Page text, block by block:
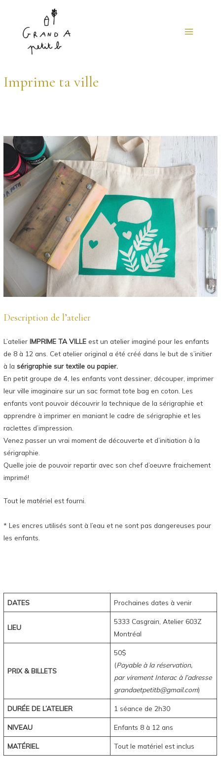
Imprime ta ville
Description de l’atelier
L’atelierIMPRIME TA VILLE est un atelier imaginé pour les enfants
de 8 à 12 ans. Cet atelier original a été créé dans le but de s’initier
à lasérigraphie sur textile ou papier.
En petit groupe de 4, les enfants vont dessiner, découper, imprimer
leur ville imaginaire sur un sac format tote bag en coton. Les
enfants vont pouvoir découvrir la technique de la sérigraphie et
apprendre à imprimer en maniant le cadre de sérigraphie et les
raclettes d’impression.
Venez passer un vrai moment de découverte et d’initiation à la
sérigraphie.
Quelle joie de pouvoir repartir avec son chef d’oeuvre fraichement
imprimé!
Tout le matériel est fourni.
* Les encres utilisés sont à l’eau et ne sont pas dangereuses pour
les enfants.
DATES Prochaines dates à venir
LIEU
5333 Casgrain, Atelier 603Z
Montréal
PRIX & BILLETS
50$
(Payable à la réservation,
par virement Interac à l’adresse
grandaetpetitb@gmail.com)
DURÉE DE L’ATELIER 1 séance de 2h30
NIVEAU Enfants 8 à 12 ans
MATÉRIEL Tout le matériel est inclus